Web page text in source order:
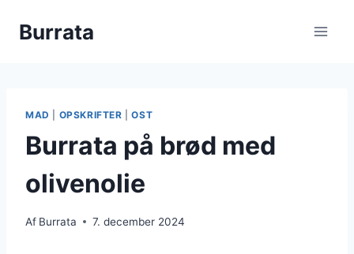
Burrata
MAD OPSKRIFTER |OST
Burrata på brød med
olivenolie
Af Burrata 7. december 2024